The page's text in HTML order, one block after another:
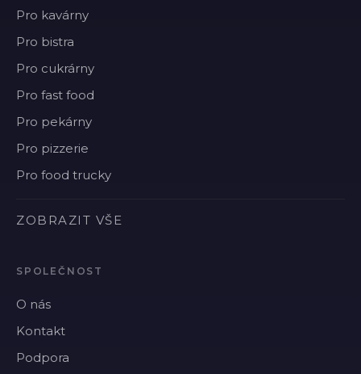
Pro kavárny
Pro bistra
Pro cukrárny
Pro fast food
Pro pekárny
Pro pizzerie
Pro food trucky
ZOBRAZIT VŠE
SPOLEČNOST
O nás
Kontakt
Podpora